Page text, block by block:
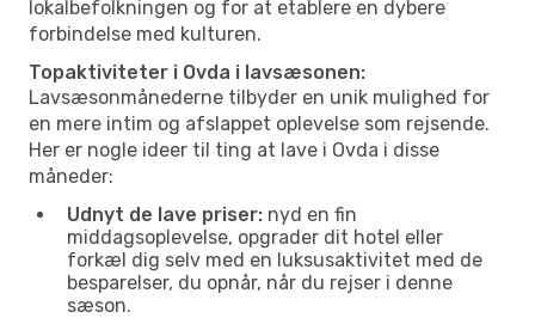
lokalbefolkningen og for at etablere en dybere
forbindelse med kulturen.
Topaktiviteter i Ovda i lavsæsonen:
Lavsæsonmånederne tilbyder en unik mulighed for
en mere intim og afslappet oplevelse som rejsende.
Her er nogle ideer til ting at lave i Ovda i disse
måneder:
Udnyt de lave priser: nyd en fin
middagsoplevelse, opgrader dit hotel eller
forkæl dig selv med en luksusaktivitet med de
besparelser, du opnår, når du rejser i denne
sæson.